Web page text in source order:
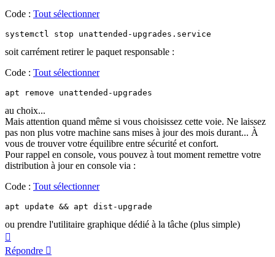
Code : Tout sélectionner
systemctl stop unattended-upgrades.service
soit carrément retirer le paquet responsable :
Code : Tout sélectionner
apt remove unattended-upgrades
au choix...
Mais attention quand même si vous choisissez cette voie. Ne laissez
pas non plus votre machine sans mises à jour des mois durant... À
vous de trouver votre équilibre entre sécurité et confort.
Pour rappel en console, vous pouvez à tout moment remettre votre
distribution à jour en console via :
Code : Tout sélectionner
apt update && apt dist-upgrade
ou prendre l'utilitaire graphique dédié à la tâche (plus simple)
Répondre